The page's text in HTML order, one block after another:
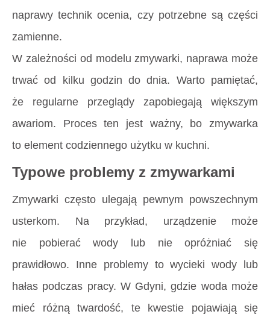
naprawy technik ocenia, czy potrzebne są części
zamienne.
W zależności od modelu zmywarki, naprawa może
trwać od kilku godzin do dnia. Warto pamiętać,
że regularne przeglądy zapobiegają większym
awariom. Proces ten jest ważny, bo zmywarka
to element codziennego użytku w kuchni.
Typowe problemy z zmywarkami
Zmywarki często ulegają pewnym powszechnym
usterkom. Na przykład, urządzenie może
nie pobierać wody lub nie opróżniać się
prawidłowo. Inne problemy to wycieki wody lub
hałas podczas pracy. W Gdyni, gdzie woda może
mieć różną twardość, te kwestie pojawiają się